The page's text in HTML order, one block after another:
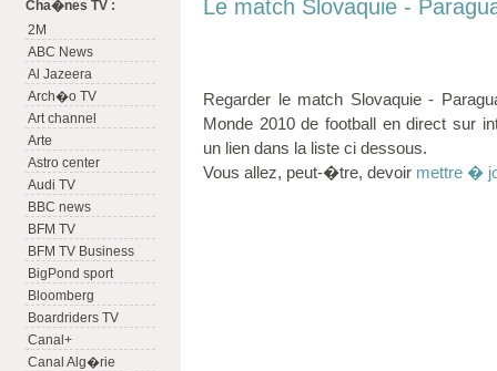
Cha�nes TV :
2M
ABC News
Al Jazeera
Arch�o TV
Art channel
Arte
Astro center
Audi TV
BBC news
BFM TV
BFM TV Business
BigPond sport
Bloomberg
Boardriders TV
Canal+
Canal Alg�rie
Le match Slovaquie -
Regarder le match Slovaquie -
Monde 2010 de football en direct sur
un lien dans la liste ci dessous.
Vous allez, peut-�tre, devoir mettre �